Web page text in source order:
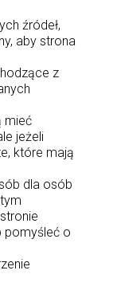
źródeł,
aby strona
z
mieć
jeżeli
które mają
dla osób
pomyśleć o